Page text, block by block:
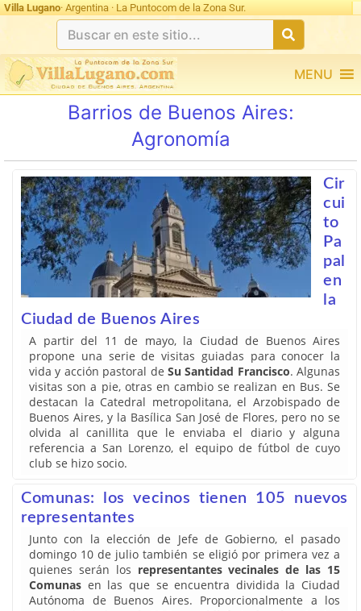
Villa Lugano· Argentina · La Puntocom de la Zona Sur.
MENU
Barrios de Buenos Aires:
Agronomía
Cir
cui
to
Pa
pal
en
la
Ciudad de Buenos Aires
A partir del 11 de mayo, la Ciudad de Buenos Aires
propone una serie de visitas guiadas para conocer la
vida y acción pastoral de Su Santidad Francisco. Algunas
visitas son a pie, otras en cambio se realizan en Bus. Se
destacan la Catedral metropolitana, el Arzobispado de
Buenos Aires, y la Basílica San José de Flores, pero no se
olvida al canillita que le enviaba el diario y alguna
referencia a San Lorenzo, el equipo de fútbol de cuyo
club se hizo socio.
Comunas: los vecinos tienen 105 nuevos
representantes
Junto con la elección de Jefe de Gobierno, el pasado
domingo 10 de julio también se eligió por primera vez a
quienes serán los representantes vecinales de las 15
Comunas en las que se encuentra dividida la Ciudad
Autónoma de Buenos Aires. Proporcionalmente a los